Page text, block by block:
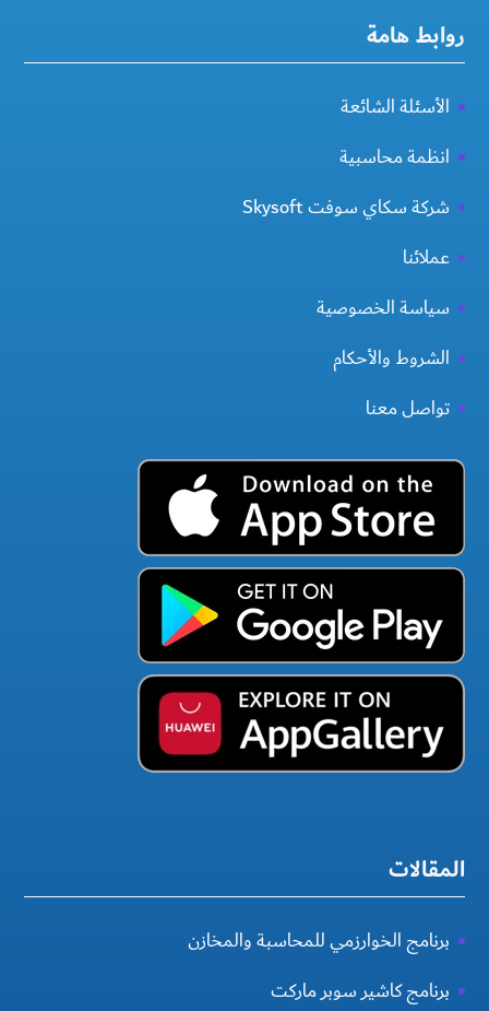
روابط هامة
الأسئلة الشائعة
انظمة محاسبية
شركة سكاي سوفت Skysoft
عملائنا
سياسة الخصوصية
الشروط والأحكام
تواصل معنا
المقالات
برنامج الخوارزمي للمحاسبة والمخازن
برنامج كاشير سوبر ماركت